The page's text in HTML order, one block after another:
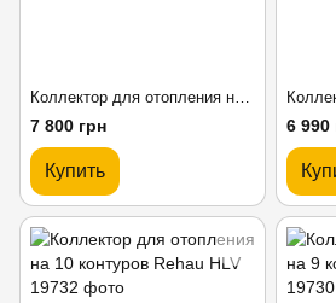
7 800 грн
Купить
6 990